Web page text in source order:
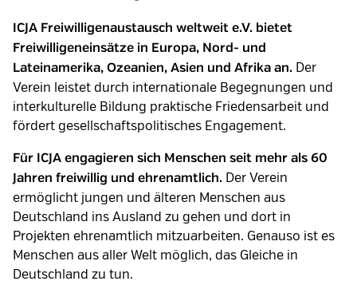
ICJA Freiwilligenaustausch weltweit e.V. bietet
Freiwilligeneinsätze in Europa, Nord- und
Lateinamerika, Ozeanien, Asien und Afrika an. Der
Verein leistet durch internationale Begegnungen und
interkulturelle Bildung praktische Friedensarbeit und
fördert gesellschaftspolitisches Engagement.
Für ICJA engagieren sich Menschen seit mehr als 60
Jahren freiwillig und ehrenamtlich. Der Verein
ermöglicht jungen und älteren Menschen aus
Deutschland ins Ausland zu gehen und dort in
Projekten ehrenamtlich mitzuarbeiten. Genauso ist es
Menschen aus aller Welt möglich, das Gleiche in
Deutschland zu tun.